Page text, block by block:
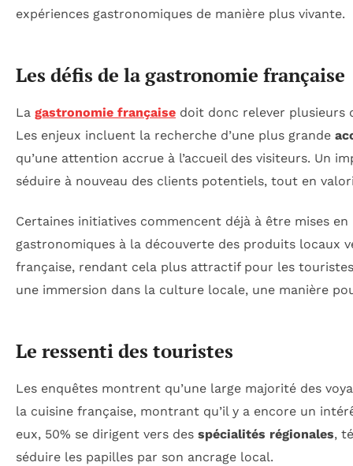
expériences gastronomiques de manière plus vivante.
Les défis de la gastronomie française
La gastronomie française doit donc relever plusieurs
Les enjeux incluent la recherche d’une plus grande
qu’une attention accrue à l’accueil des visiteurs. Un
séduire à nouveau des clients potentiels, tout en
Certaines initiatives commencent déjà à être mises
gastronomiques à la découverte des produits locaux
française, rendant cela plus attractif pour les
une immersion dans la culture locale, une manière
Le ressenti des touristes
Les enquêtes montrent qu’une large majorité des
la cuisine française, montrant qu’il y a encore un
eux, 50% se dirigent vers des spécialités régionales,
séduire les papilles par son ancrage local.